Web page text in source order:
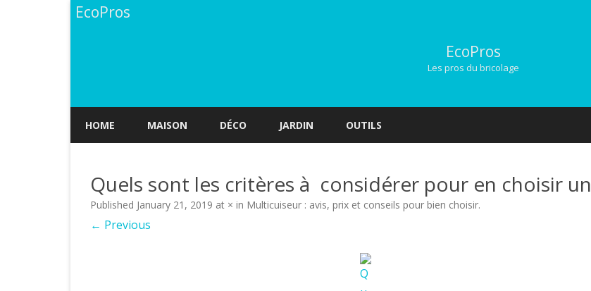
EcoPros
EcoPros
Les pros du bricolage
HOME MAISON DÉCO JARDIN OUTILS
Quels sont les critères à considérer pour en choisir un
Published January 21, 2019 at × in Multicuiseur : avis, prix et conseils pour bien choisir.
← Previous